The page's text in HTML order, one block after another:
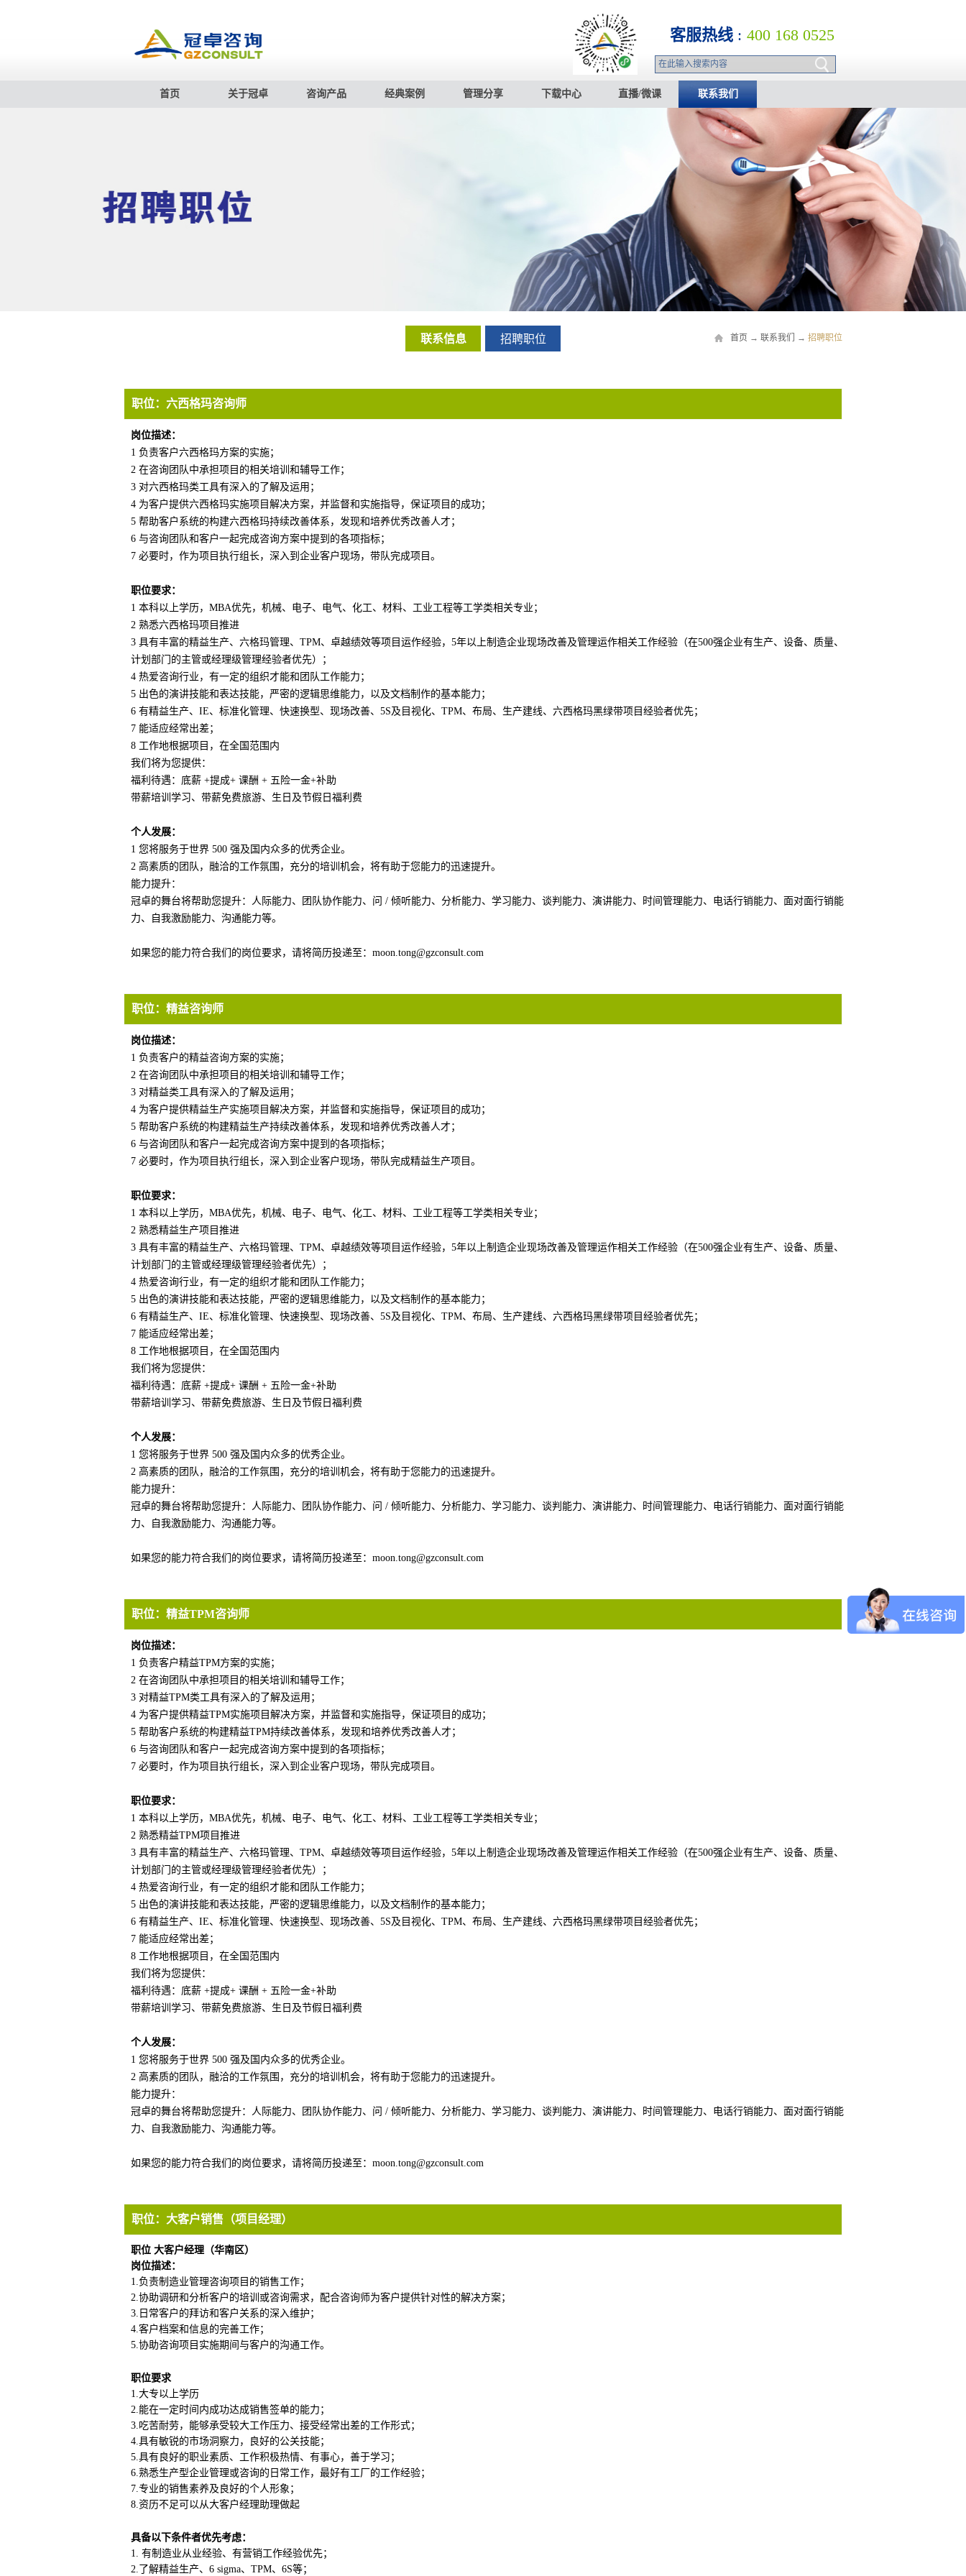
客服热线 : 400 168 0525
首页 关于冠卓 咨询产品 经典案例 管理分享 下载中心 直播/微课 联系我们
联系信息 招聘职位 首页 → 联系我们 → 招聘职位
职位： 六西格玛咨询师
岗位描述：
1 负责客户六西格玛方案的实施；
2 在咨询团队中承担项目的相关培训和辅导工作；
3 对六西格玛类工具有深入的了解及运用；
4 为客户提供六西格玛实施项目解决方案，并监督和实施指导，保证项目的成功；
5 帮助客户系统的构建六西格玛持续改善体系，发现和培养优秀改善人才；
6 与咨询团队和客户一起完成咨询方案中提到的各项指标；
7 必要时，作为项目执行组长，深入到企业客户现场，带队完成项目。
职位要求：
1 本科以上学历，MBA优先，机械、电子、电气、化工、材料、工业工程等工学类相关专业；
2 熟悉六西格玛项目推进
3 具有丰富的精益生产、六格玛管理、TPM、卓越绩效等项目运作经验，5年以上制造企业现场改善及管理运作相关工作经验（在500强企业有生产、设备、质量、
计划部门的主管或经理级管理经验者优先）；
4 热爱咨询行业，有一定的组织才能和团队工作能力；
5 出色的演讲技能和表达技能，严密的逻辑思维能力，以及文档制作的基本能力；
6 有精益生产、IE、标准化管理、快速换型、现场改善、5S及目视化、TPM、布局、生产建线、六西格玛黑绿带项目经验者优先；
7 能适应经常出差；
8 工作地根据项目，在全国范围内
我们将为您提供：
福利待遇：底薪 +提成+ 课酬 + 五险一金+补助
带薪培训学习、带薪免费旅游、生日及节假日福利费
个人发展：
1 您将服务于世界 500 强及国内众多的优秀企业。
2 高素质的团队，融洽的工作氛围，充分的培训机会，将有助于您能力的迅速提升。
能力提升：
冠卓的舞台将帮助您提升：人际能力、团队协作能力、问 / 倾听能力、分析能力、学习能力、谈判能力、演讲能力、时间管理能力、电话行销能力、面对面行销能
力、自我激励能力、沟通能力等。
如果您的能力符合我们的岗位要求，请将简历投递至：moon.tong@gzconsult.com
职位： 精益咨询师
岗位描述：
1 负责客户的精益咨询方案的实施；
2 在咨询团队中承担项目的相关培训和辅导工作；
3 对精益类工具有深入的了解及运用；
4 为客户提供精益生产实施项目解决方案，并监督和实施指导，保证项目的成功；
5 帮助客户系统的构建精益生产持续改善体系，发现和培养优秀改善人才；
6 与咨询团队和客户一起完成咨询方案中提到的各项指标；
7 必要时，作为项目执行组长，深入到企业客户现场，带队完成精益生产项目。
职位要求：
1 本科以上学历，MBA优先，机械、电子、电气、化工、材料、工业工程等工学类相关专业；
2 熟悉精益生产项目推进
3 具有丰富的精益生产、六格玛管理、TPM、卓越绩效等项目运作经验，5年以上制造企业现场改善及管理运作相关工作经验（在500强企业有生产、设备、质量、
计划部门的主管或经理级管理经验者优先）；
4 热爱咨询行业，有一定的组织才能和团队工作能力；
5 出色的演讲技能和表达技能，严密的逻辑思维能力，以及文档制作的基本能力；
6 有精益生产、IE、标准化管理、快速换型、现场改善、5S及目视化、TPM、布局、生产建线、六西格玛黑绿带项目经验者优先；
7 能适应经常出差；
8 工作地根据项目，在全国范围内
我们将为您提供：
福利待遇：底薪 +提成+ 课酬 + 五险一金+补助
带薪培训学习、带薪免费旅游、生日及节假日福利费
个人发展：
1 您将服务于世界 500 强及国内众多的优秀企业。
2 高素质的团队，融洽的工作氛围，充分的培训机会，将有助于您能力的迅速提升。
能力提升：
冠卓的舞台将帮助您提升：人际能力、团队协作能力、问 / 倾听能力、分析能力、学习能力、谈判能力、演讲能力、时间管理能力、电话行销能力、面对面行销能
力、自我激励能力、沟通能力等。
如果您的能力符合我们的岗位要求，请将简历投递至：moon.tong@gzconsult.com
职位： 精益TPM咨询师
岗位描述：
1 负责客户精益TPM方案的实施；
2 在咨询团队中承担项目的相关培训和辅导工作；
3 对精益TPM类工具有深入的了解及运用；
4 为客户提供精益TPM实施项目解决方案，并监督和实施指导，保证项目的成功；
5 帮助客户系统的构建精益TPM持续改善体系，发现和培养优秀改善人才；
6 与咨询团队和客户一起完成咨询方案中提到的各项指标；
7 必要时，作为项目执行组长，深入到企业客户现场，带队完成项目。
职位要求：
1 本科以上学历，MBA优先，机械、电子、电气、化工、材料、工业工程等工学类相关专业；
2 熟悉精益TPM项目推进
3 具有丰富的精益生产、六格玛管理、TPM、卓越绩效等项目运作经验，5年以上制造企业现场改善及管理运作相关工作经验（在500强企业有生产、设备、质量、
计划部门的主管或经理级管理经验者优先）；
4 热爱咨询行业，有一定的组织才能和团队工作能力；
5 出色的演讲技能和表达技能，严密的逻辑思维能力，以及文档制作的基本能力；
6 有精益生产、IE、标准化管理、快速换型、现场改善、5S及目视化、TPM、布局、生产建线、六西格玛黑绿带项目经验者优先；
7 能适应经常出差；
8 工作地根据项目，在全国范围内
我们将为您提供：
福利待遇：底薪 +提成+ 课酬 + 五险一金+补助
带薪培训学习、带薪免费旅游、生日及节假日福利费
个人发展：
1 您将服务于世界 500 强及国内众多的优秀企业。
2 高素质的团队，融洽的工作氛围，充分的培训机会，将有助于您能力的迅速提升。
能力提升：
冠卓的舞台将帮助您提升：人际能力、团队协作能力、问 / 倾听能力、分析能力、学习能力、谈判能力、演讲能力、时间管理能力、电话行销能力、面对面行销能
力、自我激励能力、沟通能力等。
如果您的能力符合我们的岗位要求，请将简历投递至：moon.tong@gzconsult.com
职位： 大客户销售（项目经理）
职位 大客户经理（华南区）
岗位描述：
1.负责制造业管理咨询项目的销售工作；
2.协助调研和分析客户的培训或咨询需求，配合咨询师为客户提供针对性的解决方案；
3.日常客户的拜访和客户关系的深入维护；
4.客户档案和信息的完善工作；
5.协助咨询项目实施期间与客户的沟通工作。
职位要求
1.大专以上学历
2.能在一定时间内成功达成销售签单的能力；
3.吃苦耐劳，能够承受较大工作压力、接受经常出差的工作形式；
4.具有敏锐的市场洞察力，良好的公关技能；
5.具有良好的职业素质、工作积极热情、有事心，善于学习；
6.熟悉生产型企业管理或咨询的日常工作，最好有工厂的工作经验；
7.专业的销售素养及良好的个人形象；
8.资历不足可以从大客户经理助理做起
具备以下条件者优先考虑：
1. 有制造业从业经验、有营销工作经验优先；
2.了解精益生产、6 sigma、TPM、6S等；